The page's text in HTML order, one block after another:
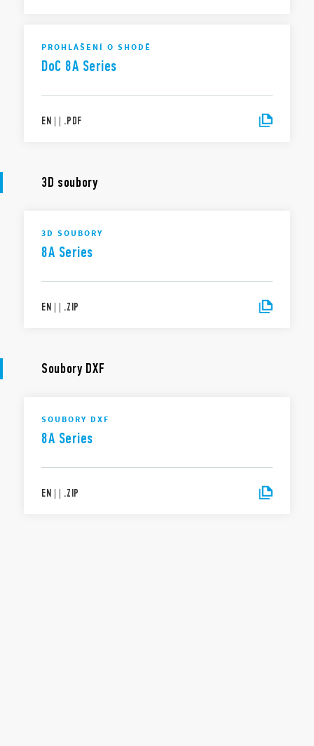
PROHLÁŠENÍ O SHODĚ
DoC 8A Series
EN | | .PDF
3D soubory
3D SOUBORY
8A Series
EN | | .ZIP
Soubory DXF
SOUBORY DXF
8A Series
EN | | .ZIP